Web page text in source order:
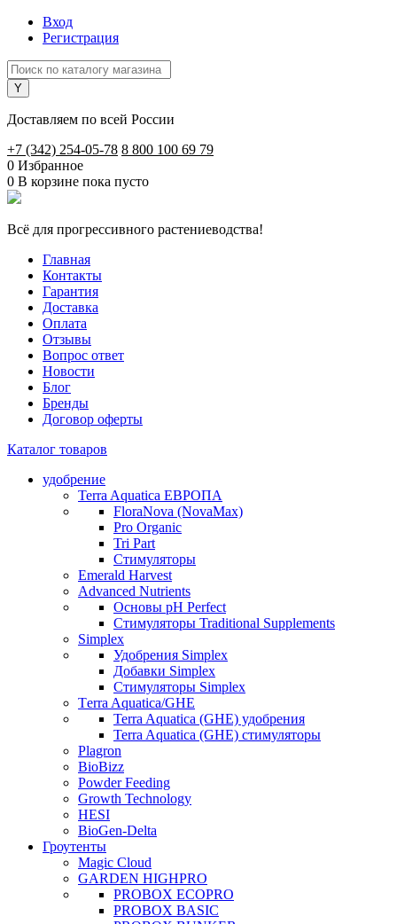
Вход
Регистрация
Доставляем по всей России
+7 (342) 254-05-78 8 800 100 69 79
0 Избранное
0 В корзине пока пусто
Всё для прогрессивного растениеводства!
Главная
Контакты
Гарантия
Доставка
Оплата
Отзывы
Вопрос ответ
Новости
Блог
Бренды
Договор оферты
Каталог товаров
удобрение
Terra Aquatica ЕВРОПА
FloraNova (NovaMax)
Pro Organic
Tri Part
Стимуляторы
Emerald Harvest
Advanced Nutrients
Основы pH Perfect
Стимуляторы Traditional Supplements
Simplex
Удобрения Simplex
Добавки Simplex
Стимуляторы Simplex
Тerra Aquatica/GHE
Terra Aquatica (GHE) удобрения
Terra Aquatica (GHE) стимуляторы
Plagron
BioBizz
Powder Feeding
Growth Technology
HESI
BioGen-Delta
Гроутенты
Magic Cloud
GARDEN HIGHPRO
PROBOX ECOPRO
PROBOX BASIC